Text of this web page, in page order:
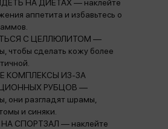
НА ДИЕТАХ — наклейте
аппетита и избавьтесь о
С ЦЕЛЛЮЛИТОМ —
чтобы сделать кожу более
КОМПЛЕКСЫ ИЗ-ЗА
РУБЦОВ —
они разгладят шрамы,
и синяки.
СПОРТЗАЛ — наклейте